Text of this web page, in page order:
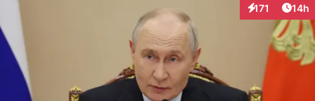
171
Interaktionen
14h